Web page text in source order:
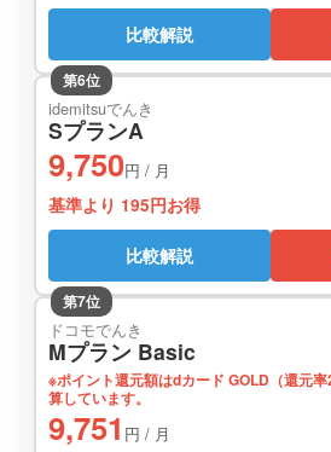
比較解説
第6位
idemitsuでんき
SプランA
9,750円 / 月
基準より 195円お得
比較解説
第7位
ドコモでんき
Mプラン Basic
※ポイント還元額はdカード GOLD（還元
算しています。
9,751 円 / 月